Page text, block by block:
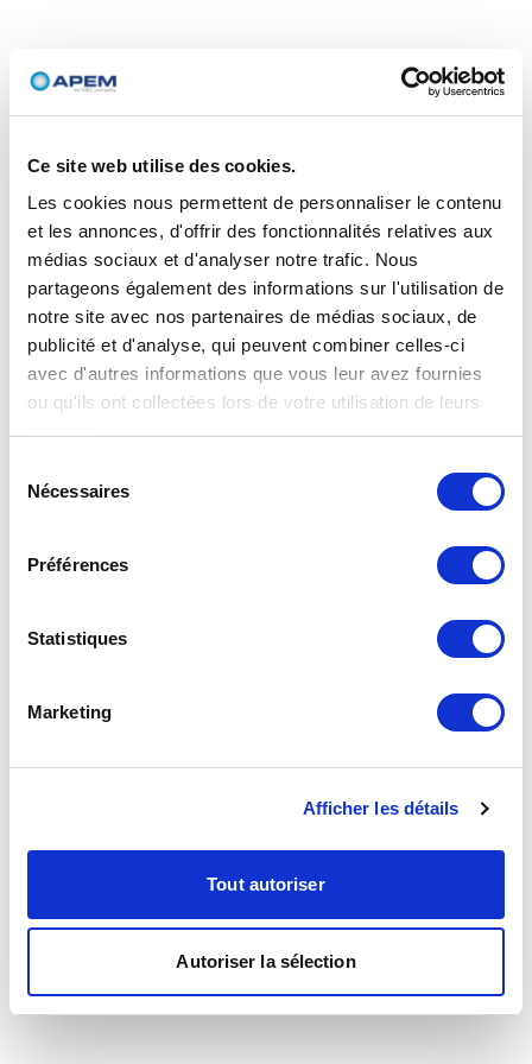
Ce site web utilise des cookies.
Les cookies nous permettent de personnaliser le contenu
et les annonces, d'offrir des fonctionnalités relatives aux
médias sociaux et d'analyser notre trafic. Nous
partageons également des informations sur l'utilisation de
notre site avec nos partenaires de médias sociaux, de
publicité et d'analyse, qui peuvent combiner celles-ci
avec d'autres informations que vous leur avez fournies
ou qu'ils ont collectées lors de votre utilisation de leurs
Nécessaires
Préférences
Statistiques
Marketing
Afficher les détails
Tout autoriser
Autoriser la sélection